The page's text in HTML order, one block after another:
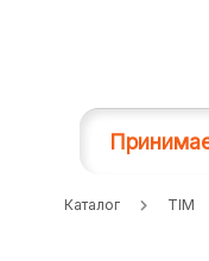
Каталог TIM